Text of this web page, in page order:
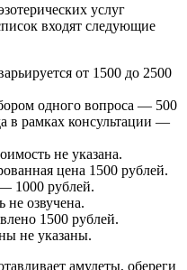
услуг
входят следующие
от 1500 до 2500
одного вопроса — 500
в рамках консультации —
не указана.
цена 1500 рублей.
1000 рублей.
озвучена.
1500 рублей.
не указаны.
амулеты, обереги